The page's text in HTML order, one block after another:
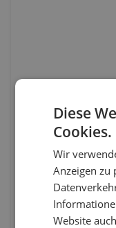
Diese
Cookies.
Wir
Anzeigen zu
Website